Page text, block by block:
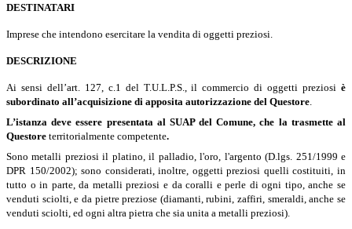
DESTINATARI
Imprese che intendono esercitare la vendita di oggetti preziosi.
DESCRIZIONE
Ai sensi dell’art. 127, c.1 del T.U.L.P.S., il commercio di oggetti preziosi è
subordinato all’acquisizione di apposita autorizzazione del Questore
L’istanza deve essere presentata al SUAP del Comune, che la trasmette al
Questore territorialmente competente.
Sono metalli preziosi il platino, il palladio, l'oro, l'argento (D.lgs. 251/1999 e
DPR 150/2002); sono considerati, inoltre, oggetti preziosi quelli costituiti, in
tutto o in parte, da metalli preziosi e da coralli e perle di ogni tipo, anche se
venduti sciolti, e da pietre preziose (diamanti, rubini, zaffiri, smeraldi, anche se
venduti sciolti, ed ogni altra pietra che sia unita a metalli preziosi).